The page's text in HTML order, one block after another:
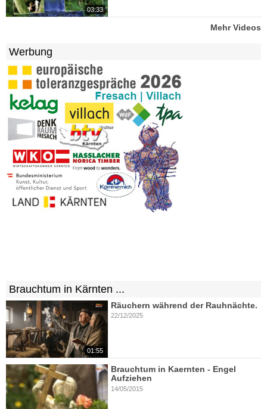
03:33
Mehr Videos
Werbung
Brauchtum in Kärnten ...
01:55
Räuchern während der Rauhnächte.
22/12/2025
Brauchtum in Kaernten - Engel
Aufziehen
14/05/2015